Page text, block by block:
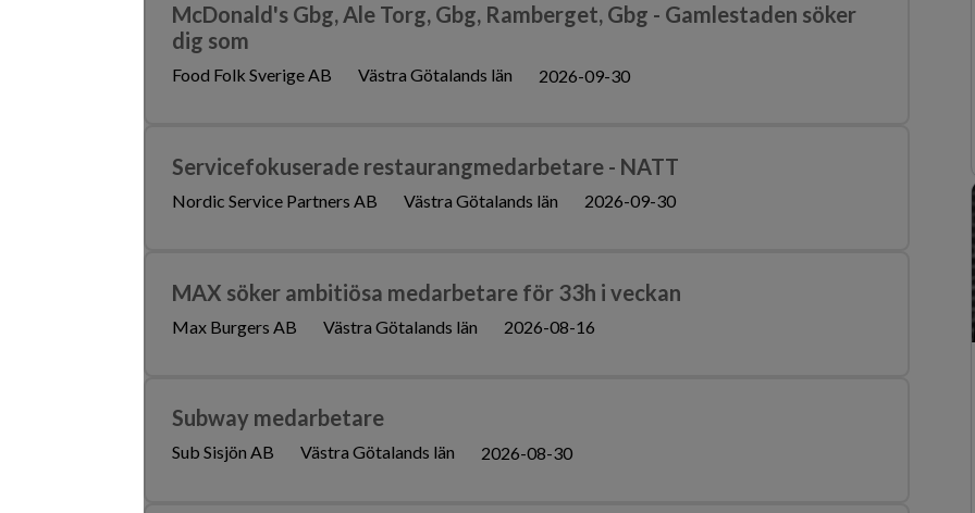
McDonald's Gbg, Ale Torg, Gbg, Ramberget, Gbg - Gamlestaden söker
dig som
Food Folk Sverige AB Västra Götalands län 2026-09-30
Servicefokuserade restaurangmedarbetare - NATT
Nordic Service Partners AB Västra Götalands län 2026-09-30
MAX söker ambitiösa medarbetare för 33h i veckan
Max Burgers AB Västra Götalands län 2026-08-16
Subway medarbetare
Sub Sisjön AB Västra Götalands län 2026-08-30